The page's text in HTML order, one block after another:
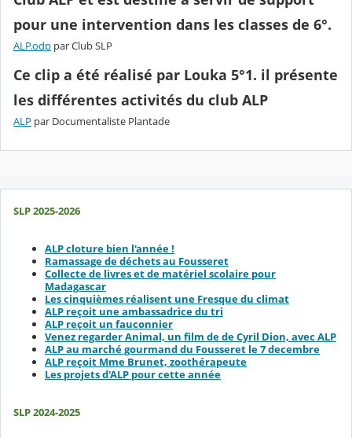
pour une intervention dans les classes de 6°.
ALP.odp par Club SLP
Ce clip a été réalisé par Louka 5°1. il présente
les différentes activités du club ALP
ALP par Documentaliste Plantade
SLP 2025-2026
ALP cloture bien l'année !
Ramassage de déchets au Fousseret
Collecte de livres et de matériel scolaire pour
Madagascar
Les cinquièmes réalisent une Fresque du climat
ALP reçoit une ambassadrice du tri
ALP reçoit un fauconnier
Venez regarder Animal, un film de de Cyril Dion, avec ALP
ALP au marché gourmand du Fousseret le 7 decembre
ALP reçoit Mme Brunet, zoothérapeute
Les projets d'ALP pour cette année
SLP 2024-2025